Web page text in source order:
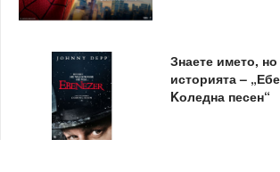
Знаете името, но
историята –
Kоледна песен“